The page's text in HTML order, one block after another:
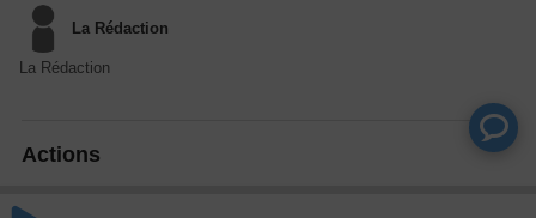
La Rédaction
La Rédaction
Actions